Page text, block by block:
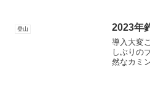
登山 2023年
導入大変
しぶりの
然なカミ